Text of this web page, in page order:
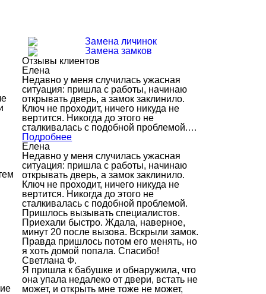
Замена личинок
Замена замков
Отзывы клиентов
Елена
Недавно у меня случилась ужасная
ситуация: пришла с работы, начинаю
открывать дверь, а замок заклинило.
Ключ не проходит, ничего никуда не
вертится. Никогда до этого не
сталкивалась с подобной проблемой.…
Подробнее
Елена
Недавно у меня случилась ужасная
ситуация: пришла с работы, начинаю
открывать дверь, а замок заклинило.
Ключ не проходит, ничего никуда не
вертится. Никогда до этого не
сталкивалась с подобной проблемой.
Пришлось вызывать специалистов.
Приехали быстро. Ждала, наверное,
минут 20 после вызова. Вскрыли замок.
Правда пришлось потом его менять, но
я хоть домой попала. Спасибо!
Светлана Ф.
Я пришла к бабушке и обнаружила, что
она упала недалеко от двери, встать не
может, и открыть мне тоже не может,